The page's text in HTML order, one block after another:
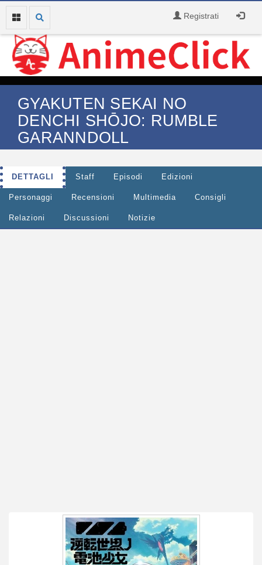
Registrati
GYAKUTEN SEKAI NO
DENCHI SHŌJO: RUMBLE
GARANNDOLL
DETTAGLI Staff Episodi Edizioni
Personaggi Recensioni Multimedia Consigli
Relazioni Discussioni Notizie